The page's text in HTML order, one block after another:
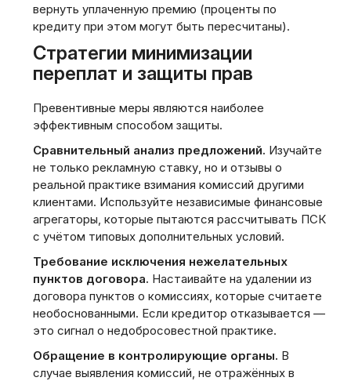
вернуть уплаченную премию (проценты по
кредиту при этом могут быть пересчитаны).
Стратегии минимизации
переплат и защиты прав
Превентивные меры являются наиболее
эффективным способом защиты.
Сравнительный анализ предложений. Изучайте
не только рекламную ставку, но и отзывы о
реальной практике взимания комиссий другими
клиентами. Используйте независимые финансовые
агрегаторы, которые пытаются рассчитывать ПСК
с учётом типовых дополнительных условий.
Требование исключения нежелательных
пунктов договора. Настаивайте на удалении из
договора пунктов о комиссиях, которые считаете
необоснованными. Если кредитор отказывается —
это сигнал о недобросовестной практике.
Обращение в контролирующие органы. В
случае выявления комиссий, не отражённых в